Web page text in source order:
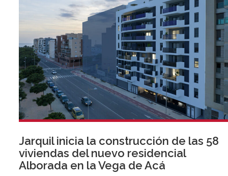
Jarquil inicia la construcción de las 58
viviendas del nuevo residencial
Alborada en la Vega de Acá